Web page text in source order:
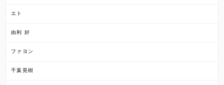
エト
由利 好
ファヨン
千葉晃樹